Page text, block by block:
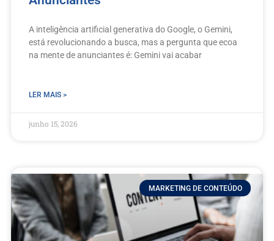
A inteligência artificial generativa do Google, o Gemini,
está revolucionando a busca, mas a pergunta que ecoa
na mente de anunciantes é: Gemini vai acabar
LER MAIS >
junho 15, 2026
MARKETING DE CONTEÚDO